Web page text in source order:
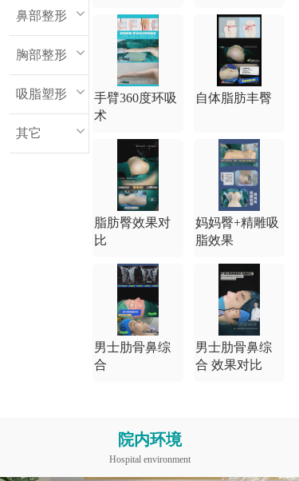
鼻部整形
胸部整形
吸脂塑形
其它
手臂360度环吸
术
自体脂肪丰臀
脂肪臀效果对
比
妈妈臀+精雕吸
脂效果
男士肋骨鼻综
合
男士肋骨鼻综
合 效果对比
院内环境
Hospital environment